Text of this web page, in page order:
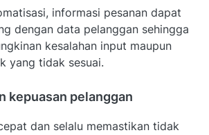
informasi pesanan dapat
dengan data pelanggan sehingga
kesalahan input maupun
yang tidak sesuai.
kepuasan pelanggan
dan selalu memastikan tidak